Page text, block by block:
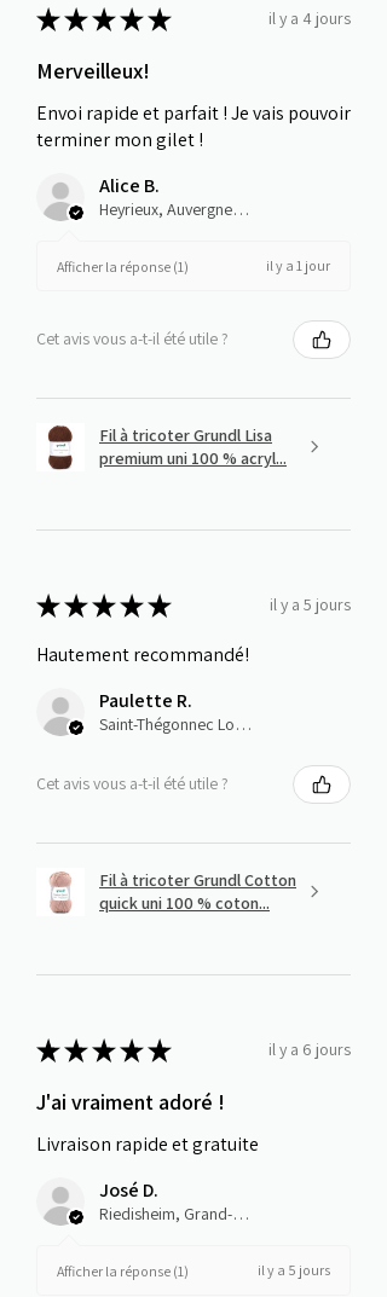
★★★★★ il y a 4 jours
Merveilleux!
Envoi rapide et parfait ! Je vais pouvoir
terminer mon gilet !
Alice B.
Heyrieux, Auvergne-Rhône-Alpes
Afficher la réponse (1) il y a 1 jour
Cet avis vous a-t-il été utile ?
Fil à tricoter Grundl Lisa
premium uni 100 % acryl...
★★★★★ il y a 5 jours
Hautement recommandé!
Paulette R.
Saint-Thégonnec Loc-Eguiner, E
Cet avis vous a-t-il été utile ?
Fil à tricoter Grundl Cotton
quick uni 100 % coton...
★★★★★ il y a 6 jours
J'ai vraiment adoré !
Livraison rapide et gratuite
José D.
Riedisheim, Grand-Est
Afficher la réponse (1) il y a 5 jours